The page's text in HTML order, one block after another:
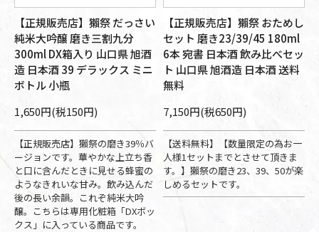
【正規販売店】獺祭 だっさい
純米大吟醸 磨き三割九分
300ml DX箱入り 山口県 旭酒
造 日本酒 39 デラックス ミニ
ボトル 小瓶
1,650円(税150円)
【正規販売店】獺祭の磨き39％バ
ージョンです。華やかな上立ち香
と口に含んだときに見せる蜂蜜の
ようなきれいな甘み。飲み込んだ
後の長い余韻。これぞ純米大吟
醸。こちらは専用化粧箱「DXボッ
クス」に入っている商品です。
【正規販売店】獺祭 おためし
セット 磨き23/39/45 180ml
6本 宛書 日本酒 飲み比べセッ
ト 山口県 旭酒造 日本酒 送料
無料
7,150円(税650円)
【送料無料】【数量限定の為お一
人様1セットまでとさせて頂きま
す。】獺祭の磨き23、39、50が楽
しめるセットです。